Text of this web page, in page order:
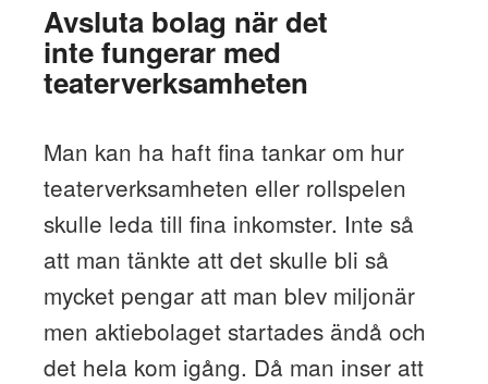
Avsluta bolag när det
inte fungerar med
teaterverksamheten
Man kan ha haft fina tankar om hur
teaterverksamheten eller rollspelen
skulle leda till fina inkomster. Inte så
att man tänkte att det skulle bli så
mycket pengar att man blev miljonär
men aktiebolaget startades ändå och
det hela kom igång. Då man inser att